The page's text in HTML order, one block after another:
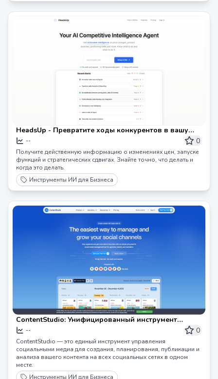
HeadsUp - Превратите ходы конкурентов в вашу
следующую победу
-- 0
Получите действенную информацию о изменениях цен, запуске
функций и стратегических сдвигах. Знайте точно, что делать и
когда это делать.
Инструменты ИИ для Бизнеса
ContentStudio: Унифицированный инструмент
управления социальными медиа
-- 0
ContentStudio — это единый инструмент управления
социальными медиа для создания, планирования, публикации и
анализа вашего контента на всех социальных сетях в одном
месте.
Инструменты ИИ для Бизнеса